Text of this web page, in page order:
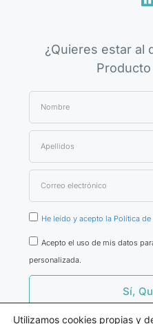
¿Quieres estar al
He leído y acepto la Política
Acepto el uso de mis datos
personalizada.
Sí,
Utilizamos cookies propias y